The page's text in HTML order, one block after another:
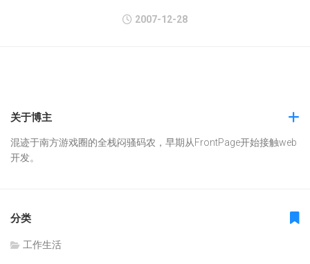
2007-12-28
关于博主
混迹于南方游戏圈的全栈闷骚码农，早期从FrontPage开始接触web
开发。
分类
工作生活